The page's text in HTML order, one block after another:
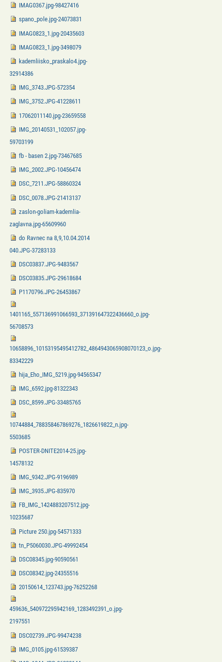
IMAG0367.jpg-98427416
spano_pole.jpg-24073831
IMAG0823_1.jpg-20435603
IMAG0823_1.jpg-3498079
kademliisko_praskalo4.jpg-
32914386
IMG_3743.JPG-572354
IMG_3752.JPG-41228611
17062011140.jpg-23659558
IMG_20140531_102057.jpg-
59703199
fb - basen 2.jpg-73467685
IMG_2002.JPG-10456474
DSC_7211.JPG-58860324
DSC_0078.JPG-21413137
zaslon-goliam-kademlia-
zaglavna.jpg-65609960
do Ravnec na 8,9,10.04.2014
040.JPG-37283133
DSC03837.JPG-9483567
DSC03835.JPG-29618684
P1170796.JPG-26453867
1401165_557136991066593_371391647322436660_o.jpg-
56708573
10658896_10153195495412782_4864943065908070123_o.jpg-
83342229
hija_Eho_IMG_5219.jpg-94565347
IMG_6592.jpg-81322343
DSC_8599.JPG-33485765
10744884_788358467869276_1826619822_n.jpg-
5503685
POSTER-DNITE2014-25.jpg-
14578132
IMG_9342.JPG-9196989
IMG_3935.JPG-835970
FB_IMG_1424883207512.jpg-
10235687
Picture 250.jpg-54571333
tn_P5060030.JPG-49992454
DSC08345.jpg-90590561
DSC08342.jpg-24355516
20150614_123743.jpg-76252268
459636_540972295942169_1283492391_o.jpg-
2197551
DSC02739.JPG-99474238
IMG_0105.jpg-61539387